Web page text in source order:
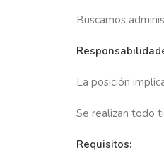
Buscamos
La posición
Se realizan todo
Requisitos: